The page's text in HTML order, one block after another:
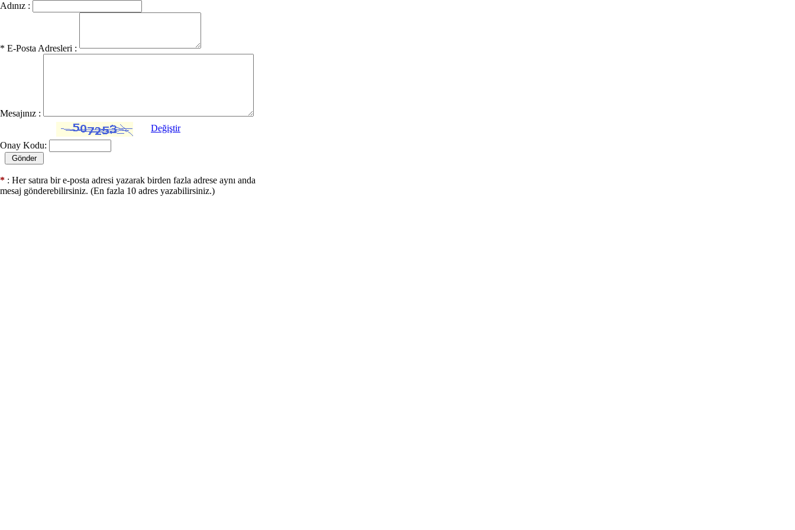
Adınız :
* E-Posta Adresleri :
Mesajınız :
Değiştir
Onay Kodu:
* : Her satıra bir e-posta adresi yazarak birden fazla adrese aynı anda
mesaj gönderebilirsiniz. (En fazla 10 adres yazabilirsiniz.)